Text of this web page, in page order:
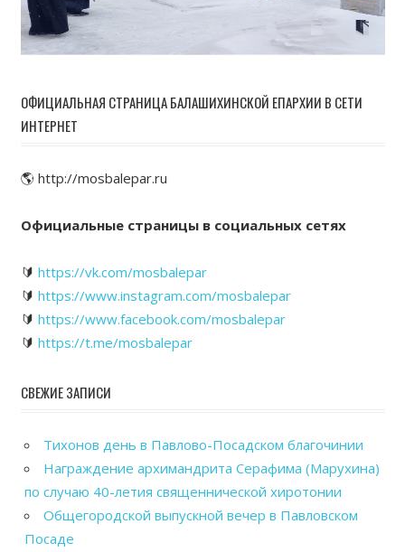
ОФИЦИАЛЬНАЯ СТРАНИЦА БАЛАШИХИНСКОЙ ЕПАРХИИ В СЕТИ
ИНТЕРНЕТ
🌎 http://mosbalepar.ru
Официальные страницы в социальных сетях
🔰 https://vk.com/mosbalepar
🔰 https://www.instagram.com/mosbalepar
🔰 https://www.facebook.com/mosbalepar
🔰 https://t.me/mosbalepar
СВЕЖИЕ ЗАПИСИ
Тихонов день в Павлово-Посадском благочинии
Награждение архимандрита Серафима (Марухина)
по случаю 40-летия священнической хиротонии
Общегородской выпускной вечер в Павловском
Посаде